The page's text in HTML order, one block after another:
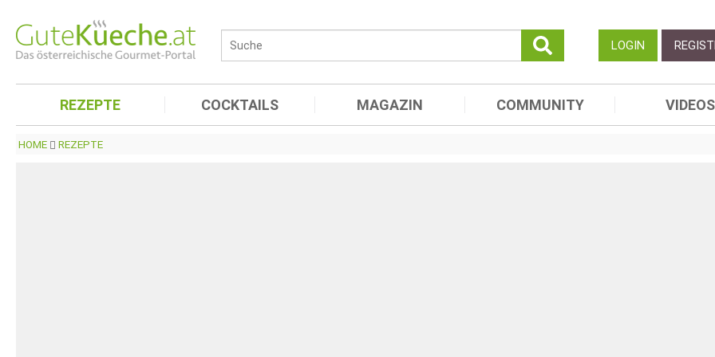
LOGIN
REZEPTE COCKTAILS MAGAZIN COMMUNITY VIDEOS
HOME REZEPTE